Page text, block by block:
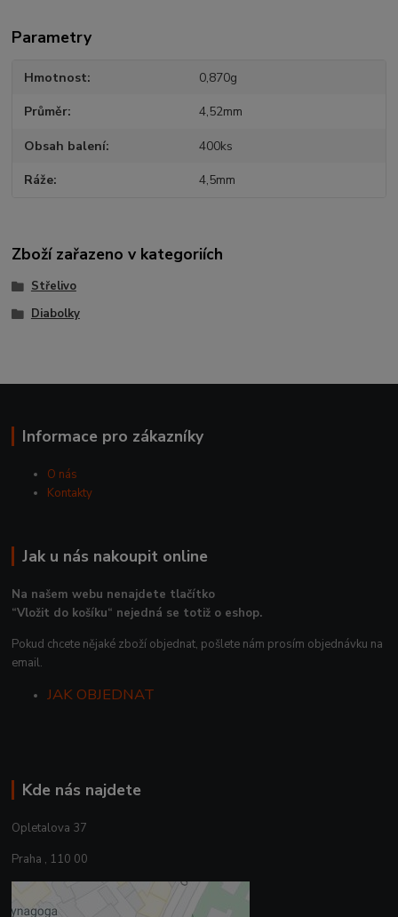
Parametry
Hmotnost 0,870g
Průměr 4,52mm
Obsah balení 400ks
Ráže 4,5mm
Zboží zařazeno v kategoriích
Střelivo
Diabolky
Informace pro zákazníky
O nás
Kontakty
Jak u nás nakoupit online
Na našem webu nenajdete tlačítko
“Vložit do košíku“ nejedná se totiž o eshop.
Pokud chcete nějaké zboží objednat, pošlete nám prosím objednávku na
email.
JAK OBJEDNAT
Kde nás najdete
Opletalova 37
Praha , 110 00